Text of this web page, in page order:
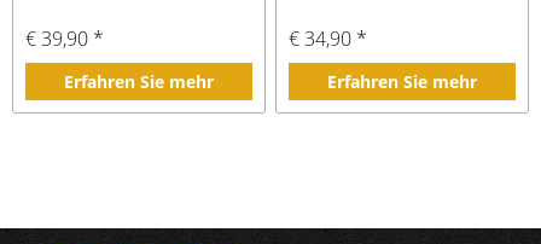
€ 39,90 *
Erfahren Sie mehr
€ 34,90 *
Erfahren Sie mehr